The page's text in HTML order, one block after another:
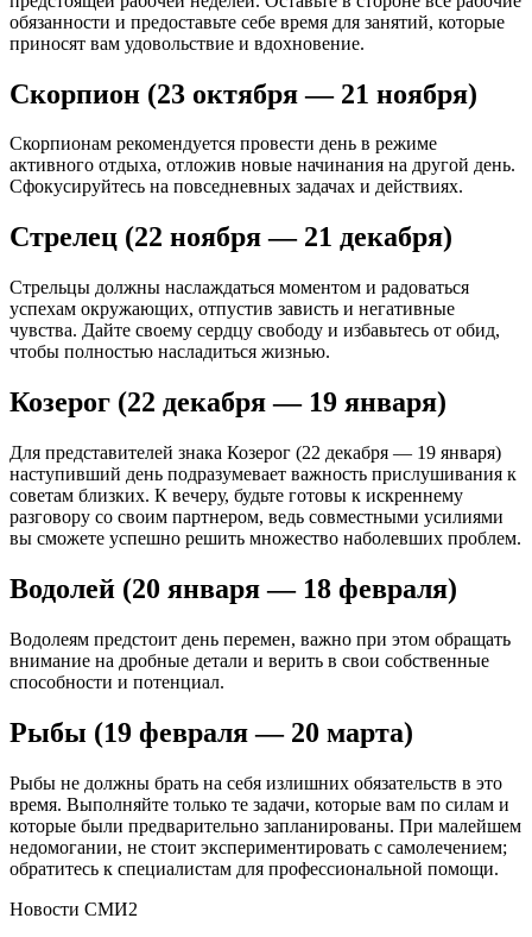
обязанности и предоставьте себе время для занятий, которые
приносят вам удовольствие и вдохновение.
Скорпион (23 октября — 21 ноября)
Скорпионам рекомендуется провести день в режиме
активного отдыха, отложив новые начинания на другой день.
Сфокусируйтесь на повседневных задачах и действиях.
Стрелец (22 ноября — 21 декабря)
Стрельцы должны наслаждаться моментом и радоваться
успехам окружающих, отпустив зависть и негативные
чувства. Дайте своему сердцу свободу и избавьтесь от обид,
чтобы полностью насладиться жизнью.
Козерог (22 декабря — 19 января)
Для представителей знака Козерог (22 декабря — 19 января)
наступивший день подразумевает важность прислушивания к
советам близких. К вечеру, будьте готовы к искреннему
разговору со своим партнером, ведь совместными усилиями
вы сможете успешно решить множество наболевших проблем.
Водолей (20 января — 18 февраля)
Водолеям предстоит день перемен, важно при этом обращать
внимание на дробные детали и верить в свои собственные
способности и потенциал.
Рыбы (19 февраля — 20 марта)
Рыбы не должны брать на себя излишних обязательств в это
время. Выполняйте только те задачи, которые вам по силам и
которые были предварительно запланированы. При малейшем
недомогании, не стоит экспериментировать с самолечением;
обратитесь к специалистам для профессиональной помощи.
Новости СМИ2